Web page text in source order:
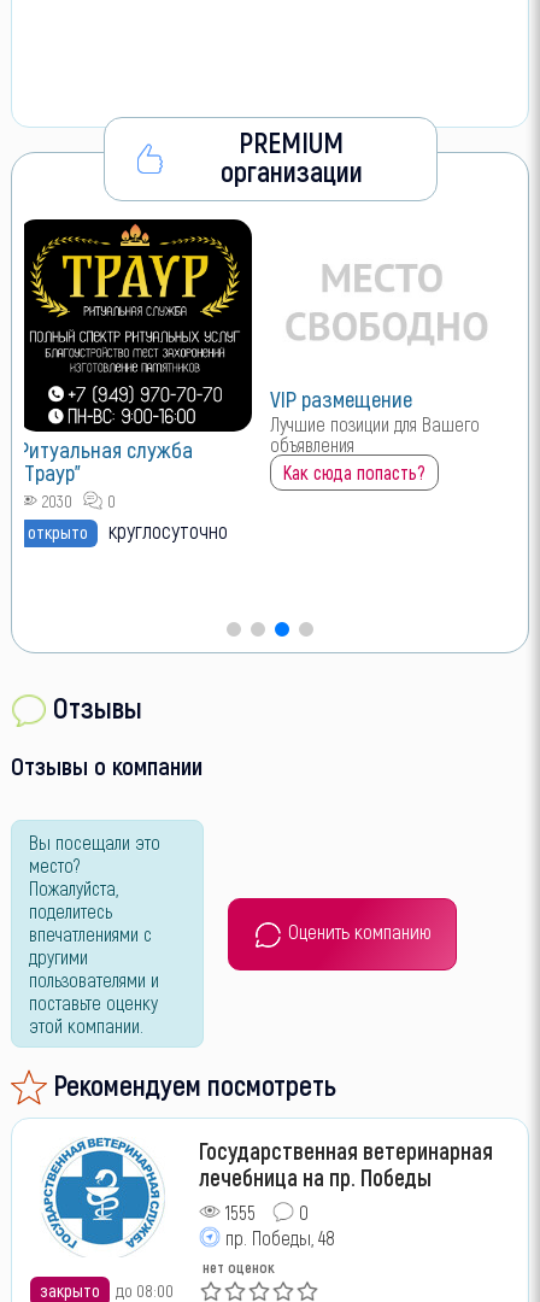
PREMIUM
организации
Ритуальная служба
"Траур"
2030
0
открыто
круглосуточно
VIP размещение
Лучшие позиции для Вашего
объявления
Как сюда попасть?
Отзывы
Отзывы о компании
Вы посещали это
место?
Пожалуйста,
поделитесь
впечатлениями с
другими
пользователями и
поставьте оценку
этой компании.
Оценить компанию
Рекомендуем посмотреть
закрыто до 08:00
Государственная ветеринарная
лечебница на пр. Победы
1555
0
пр. Победы, 48
нет оценок